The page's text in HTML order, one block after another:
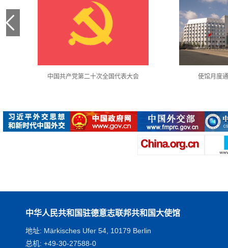
中国共产党第二十次全国代表大会 使馆月度
中华人民共和国驻德意志联邦共和国大使馆
地址: Märkisches Ufer 54, 10179 Berlin
总机: +49-30-27588-0